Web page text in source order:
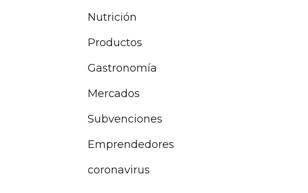
Nutrición
Productos
Gastronomía
Mercados
Subvenciones
Emprendedores
coronavirus